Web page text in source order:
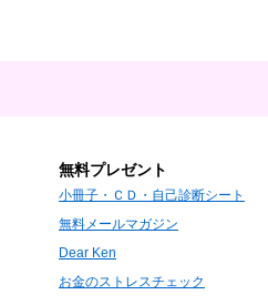
無料プレゼント
小冊子・ＣＤ・自己診断シート
無料メールマガジン
Dear Ken
お金のストレスチェック